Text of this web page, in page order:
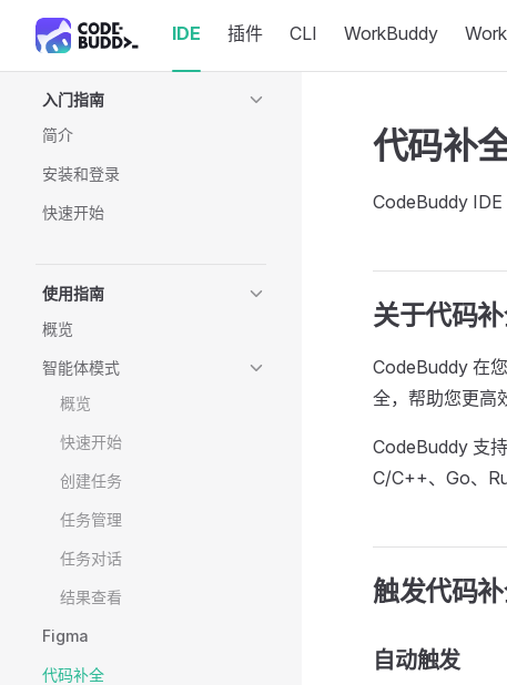
Skip to content IDE 插件 CLI WorkBuddy
入门指南
简介
安装和登录
快速开始
使用指南
概览
智能体模式
概览
快速开始
创建任务
任务管理
任务对话
结果查看
Figma
代码补全
代码补
CodeBuddy IDE
关于代码
CodeBuddy 在
全，帮助您更高
CodeBuddy 支
C/C++、Go、
触发代码
自动触发